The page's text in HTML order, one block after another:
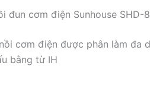
đun cơm điện Sunhouse SHD-
cơm điện được phân làm đa
bằng từ IH